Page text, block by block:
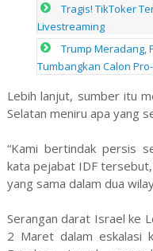
Tragis! TikToker
Livestreaming
Trump Meradang,
Tumbangkan Calon
Lebih lanjut, sumber itu
Selatan meniru apa yang
“Kami bertindak persis
kata pejabat IDF
yang sama dalam dua
Serangan darat Israel ke
2 Maret dalam eskalasi